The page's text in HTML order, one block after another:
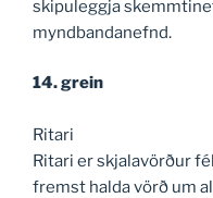
skipuleggja
myndbandanefnd.
14. grein
Ritari
Ritari er skjalavörður
fremst halda vörð um